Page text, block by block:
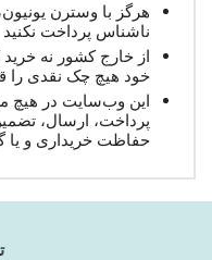
هرگز با وسترن
ناشناس پرداخت نکنید
از خارج کشور نه خرید
خود هیچ چک نقدی را
این وب‌سایت در هیچ
پرداخت، ارسال،
حفاظت خریداری و یا